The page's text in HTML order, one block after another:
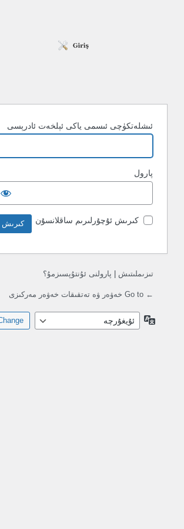
ئىشلەتكۈچى ئىسمى ياكى ئېلخەت ئادرېسى
پارول
كىرىش ئۇچۇرلىرىم ساقلانسۇن
تىزىملىتىش پارولنى ئۇنتۇپسىزمۇ؟
← Go to خەۋەر ۋە تەتقىقات خەۋەر مەركىزى
تىللار